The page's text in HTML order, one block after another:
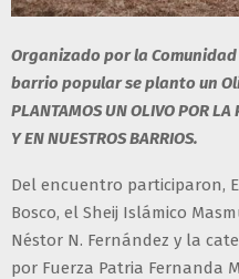
Organizado por la
barrio popular se planto un
PLANTAMOS UN OLIVO POR LA
Y EN NUESTROS BARRIOS.
Del encuentro participaron,
Bosco, el Sheij Islámico
Néstor N. Fernández y la
por Fuerza Patria Fernanda